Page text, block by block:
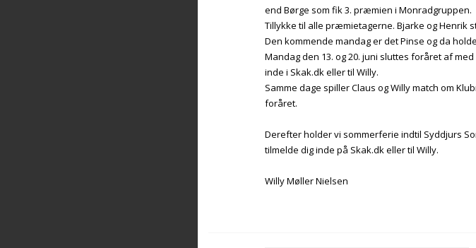
end Børge som fik 3. præmien i Monradgruppen.
Tillykke til alle præmietagerne. Bjarke og Henrik
Den kommende mandag er det Pinse og da
Mandag den 13. og 20. juni sluttes foråret af
inde i Skak.dk eller til Willy.
Samme dage spiller Claus og Willy match om
foråret.
Derefter holder vi sommerferie indtil Syddjurs
tilmelde dig inde på Skak.dk eller til Willy.
Willy Møller Nielsen